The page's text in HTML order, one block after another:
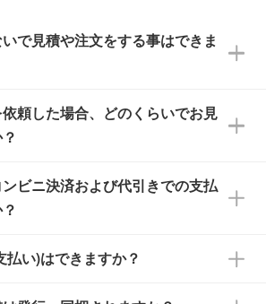
で見積や注文をする事はできま
・注文フォームにて『ゲストの
ンからお進みのうえ、ご依頼く
頼した場合、どのくらいでお見
までにお送りしております。混
は、お時間をいただくこともご
場合は、翌営業日以降のご連絡
ビニ決済および代引きでの支払
ご対応となります。
払い)はできますか？